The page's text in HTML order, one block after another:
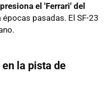
el 'Ferrari' del
épocas pasadas. El SF-23
la pista de